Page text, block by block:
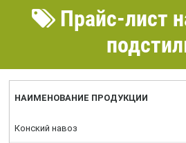
Прайс-лист
НАИМЕНОВАНИЕ ПРОДУКЦИИ
Конский навоз